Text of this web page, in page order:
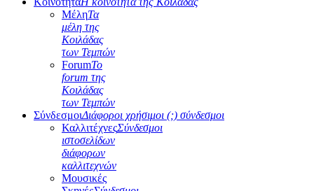
ΜέληΤα
μέλη της
Κοιλάδας
των Τεμπών
ForumΤο
forum της
Κοιλάδας
των Τεμπών
ΣύνδεσμοιΔιάφοροι χρήσιμοι (;) σύνδεσμοι
ΚαλλιτέχνεςΣύνδεσμοι
ιστοσελίδων
διάφορων
καλλιτεχνών
Μουσικές